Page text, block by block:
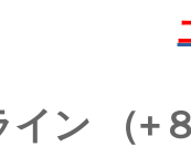
イン （+